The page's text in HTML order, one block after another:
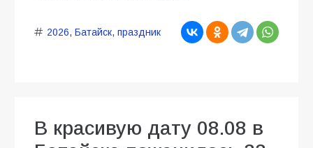
2026, Батайск, праздник
В красивую дату 08.08 в